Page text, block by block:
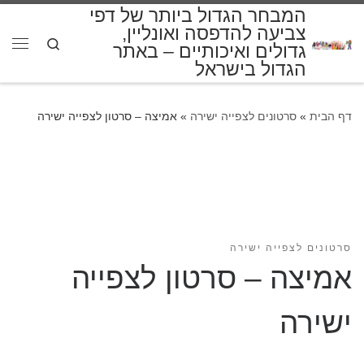
המבחר הגדול ביותר של דפי
צביעה להדפסה ואונליין,
גדולים ואיכותיים – באתר
הגדול בישראל
Search
דף הבית » סרטונים לצפייה ישירה » אמיצה – סרטון לצפייה ישירה
סרטונים לצפייה ישירה
אמיצה – סרטון לצפייה
ישירה